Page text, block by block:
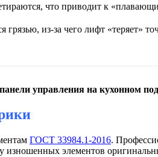
что приводит к
грязью, из-за чего лифт «теряет»
управления на кухонном
ГОСТ 33984.1-2016.
изношенных элементов